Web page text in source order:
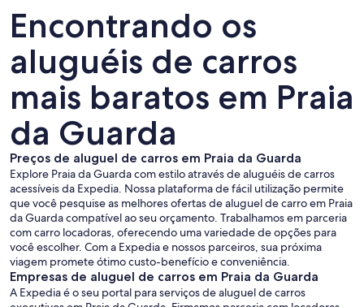
Encontrando os
aluguéis de carros
mais baratos em Praia
da Guarda
Preços de aluguel de carros em Praia da Guarda
Explore Praia da Guarda com estilo através de aluguéis de carros
acessíveis da Expedia. Nossa plataforma de fácil utilização permite
que você pesquise as melhores ofertas de aluguel de carro em Praia
da Guarda compatível ao seu orçamento. Trabalhamos em parceria
com carro locadoras, oferecendo uma variedade de opções para
você escolher. Com a Expedia e nossos parceiros, sua próxima
viagem promete ótimo custo-benefício e conveniência.
Empresas de aluguel de carros em Praia da Guarda
A Expedia é o seu portal para serviços de aluguel de carros